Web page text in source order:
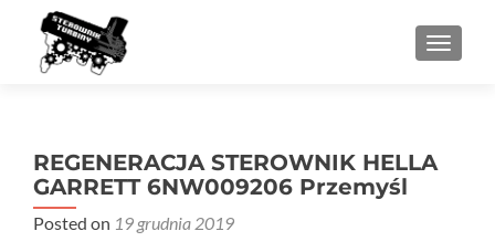
REGENERACJA STEROWNIK HELLA
GARRETT 6NW009206 Przemyśl
Posted on 19 grudnia 2019